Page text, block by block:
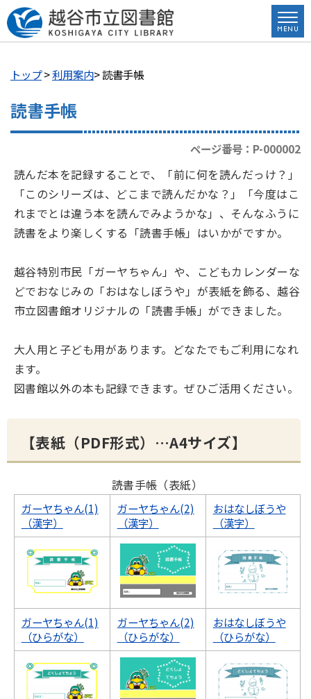
トップ>利用案内> 読書手帳
読書手帳
ページ番号：P-000002
読んだ本を記録することで、「前に何を読んだっけ？」
「このシリーズは、どこまで読んだかな？」「今度はこ
れまでとは違う本を読んでみようかな」、そんなふうに
読書をより楽しくする「読書手帳」はいかがですか。
越谷特別市民「ガーヤちゃん」や、こどもカレンダーな
どでおなじみの「おはなしぼうや」が表紙を飾る、越谷
市立図書館オリジナルの「読書手帳」ができました。
大人用と子ども用があります。どなたでもご利用になれ
ます。
図書館以外の本も記録できます。ぜひご活用ください。
【表紙（PDF形式）…A4サイズ】​​
読書手帳（表紙）
ガーヤちゃん(1)
（漢字）
ガーヤちゃん(2)
（漢字）
おはなしぼうや
（漢字）
ガーヤちゃん(1)
（ひらがな）
ガーヤちゃん(2)
（ひらがな）
おはなしぼうや
（ひらがな）